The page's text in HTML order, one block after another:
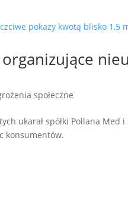
organizujące
społeczne
ukarał spółki Pollana Med
konsumentów.